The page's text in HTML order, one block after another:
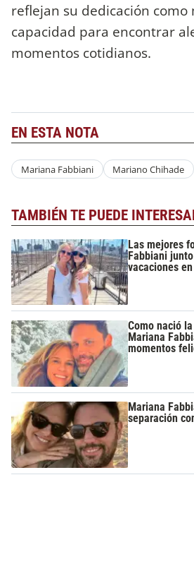
reflejan su dedicación como
capacidad para encontrar
momentos cotidianos.
EN ESTA NOTA
Mariana Fabbiani Mariano Chihade
TAMBIÉN TE PUEDE
Las mejores
Fabbiani
vacaciones
Como nació
Mariana
momentos
Mariana
separación